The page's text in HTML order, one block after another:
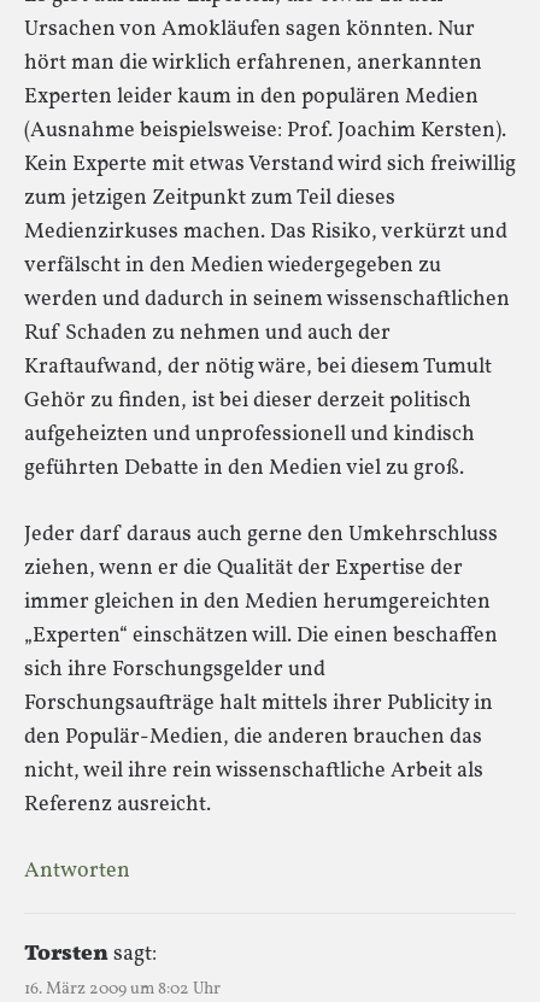
Ursachen von Amokläufen sagen könnten. Nur
hört man die wirklich erfahrenen, anerkannten
Experten leider kaum in den populären Medien
(Ausnahme beispielsweise: Prof. Joachim Kersten).
Kein Experte mit etwas Verstand wird sich freiwillig
zum jetzigen Zeitpunkt zum Teil dieses
Medienzirkuses machen. Das Risiko, verkürzt und
verfälscht in den Medien wiedergegeben zu
werden und dadurch in seinem wissenschaftlichen
Ruf Schaden zu nehmen und auch der
Kraftaufwand, der nötig wäre, bei diesem Tumult
Gehör zu finden, ist bei dieser derzeit politisch
aufgeheizten und unprofessionell und kindisch
geführten Debatte in den Medien viel zu groß.
Jeder darf daraus auch gerne den Umkehrschluss
ziehen, wenn er die Qualität der Expertise der
immer gleichen in den Medien herumgereichten
„Experten“ einschätzen will. Die einen beschaffen
sich ihre Forschungsgelder und
Forschungsaufträge halt mittels ihrer Publicity in
den Populär-Medien, die anderen brauchen das
nicht, weil ihre rein wissenschaftliche Arbeit als
Referenz ausreicht.
Antworten
Torstensagt:
16. März 2009 um 8:02 Uhr